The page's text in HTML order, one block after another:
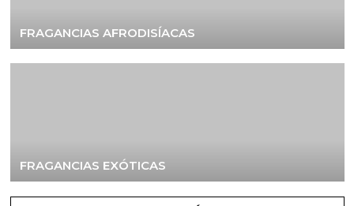
FRAGANCIAS AFRODISÍACAS
FRAGANCIAS EXÓTICAS